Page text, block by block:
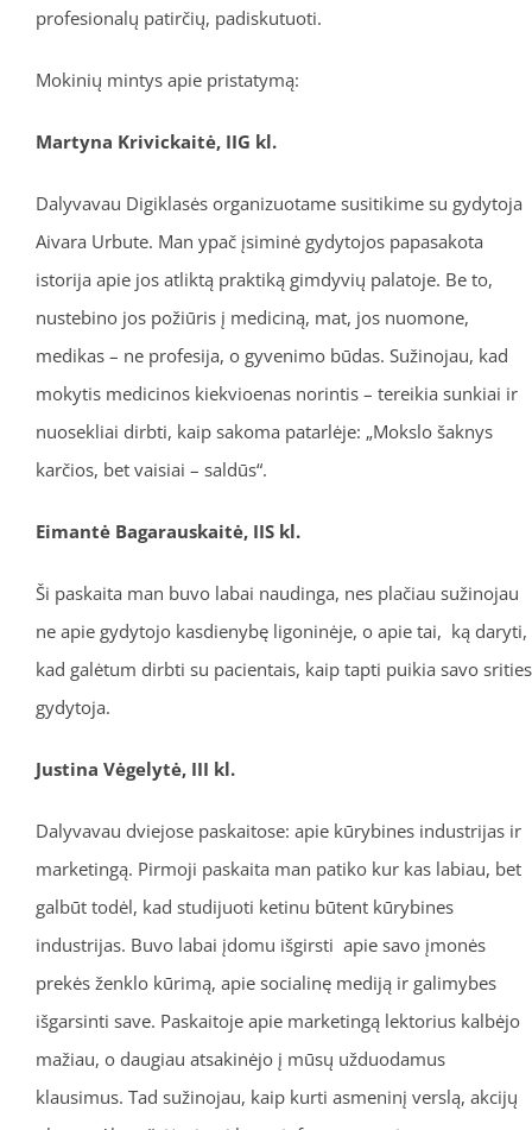
profesionalų patirčių, padiskutuoti.
Mokinių mintys apie pristatymą:
Martyna Krivickaitė, IIG kl.
Dalyvavau Digiklasės organizuotame susitikime su gydytoja
Aivara Urbute. Man ypač įsiminė gydytojos papasakota
istorija apie jos atliktą praktiką gimdyvių palatoje. Be to,
nustebino jos požiūris į mediciną, mat, jos nuomone,
medikas – ne profesija, o gyvenimo būdas. Sužinojau, kad
mokytis medicinos kiekvioenas norintis – tereikia sunkiai ir
nuosekliai dirbti, kaip sakoma patarlėje: „Mokslo šaknys
karčios, bet vaisiai – saldūs“.
Eimantė Bagarauskaitė, IIS kl.
Ši paskaita man buvo labai naudinga, nes plačiau sužinojau
ne apie gydytojo kasdienybę ligoninėje, o apie tai, ką daryti,
kad galėtum dirbti su pacientais, kaip tapti puikia savo srities
gydytoja.
Justina Vėgelytė, III kl.
Dalyvavau dviejose paskaitose: apie kūrybines industrijas ir
marketingą. Pirmoji paskaita man patiko kur kas labiau, bet
galbūt todėl, kad studijuoti ketinu būtent kūrybines
industrijas. Buvo labai įdomu išgirsti apie savo įmonės
prekės ženklo kūrimą, apie socialinę mediją ir galimybes
išgarsinti save. Paskaitoje apie marketingą lektorius kalbėjo
mažiau, o daugiau atsakinėjo į mūsų užduodamus
klausimus. Tad sužinojau, kaip kurti asmeninį verslą, akcijų